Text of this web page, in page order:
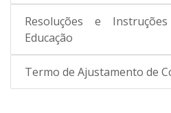
Resoluções e
Educação
Termo de Ajustamento de